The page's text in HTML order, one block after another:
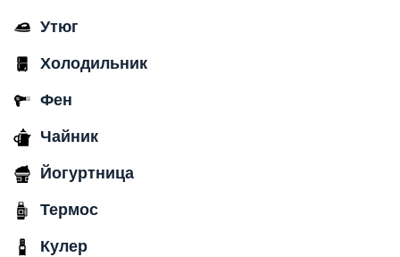
Утюг
Холодильник
Фен
Чайник
Йогуртница
Термос
Кулер